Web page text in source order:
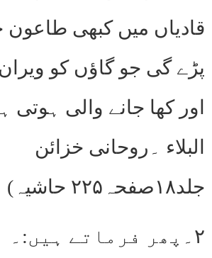
قادیاں میں کبھی
پڑے گی جو گاؤں کو
اور کھا جانے والی ہوتی
البلاء ۔روحانی خزائن
جلد۱۸صفحہ۲۲۵ حاشیہ)
۲۔پھر فرماتے ہیں:۔